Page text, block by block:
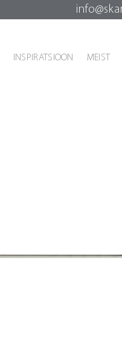
INSPIRATSIOON MEIST